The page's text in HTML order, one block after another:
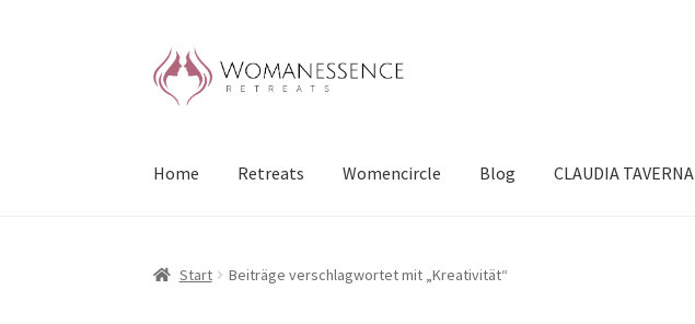
Zur
Navigation
springen
Zum
Inhalt
springen
Home Retreats Womencircle Blog CLAUDIA TAVERNA
Start Beiträge verschlagwortet mit „Kreativität“